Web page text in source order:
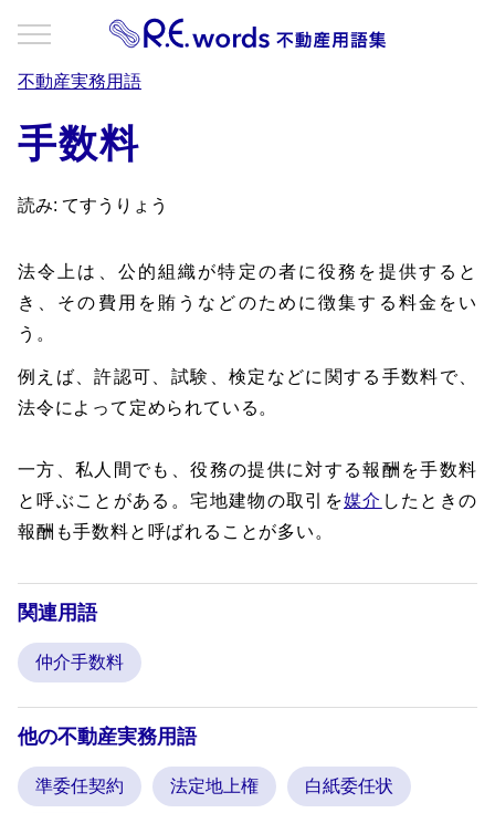
不動産実務用語
手数料
読み: てすうりょう
法令上は、公的組織が特定の者に役務を提供すると
き、その費用を賄うなどのために徴集する料金をい
う。
例えば、許認可、試験、検定などに関する手数料で、
法令によって定められている。
一方、私人間でも、役務の提供に対する報酬を手数料
と呼ぶことがある。宅地建物の取引を媒介 したときの
報酬も手数料と呼ばれることが多い。
関連用語
仲介手数料
他の不動産実務用語
準委任契約 法定地上権 白紙委任状